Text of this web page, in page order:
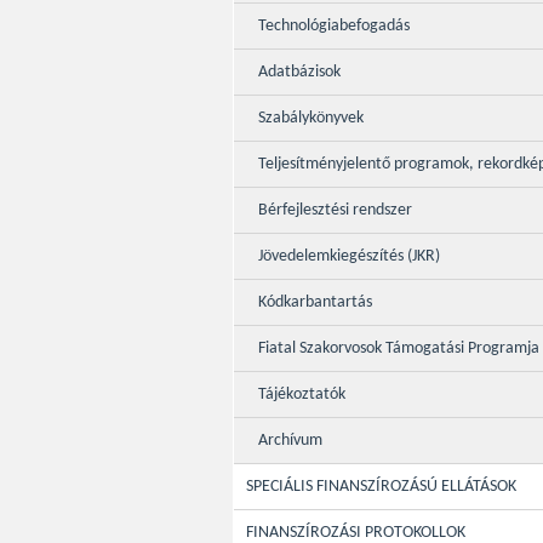
Technológiabefogadás
Adatbázisok
Szabálykönyvek
Teljesítményjelentő programok,
Bérfejlesztési rendszer
Jövedelemkiegészítés (JKR)
Kódkarbantartás
Fiatal Szakorvosok Támogatási Programja
Tájékoztatók
Archívum
SPECIÁLIS FINANSZÍROZÁSÚ ELLÁTÁSOK
FINANSZÍROZÁSI PROTOKOLLOK